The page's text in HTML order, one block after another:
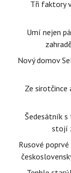
Tři faktory
Umí nejen
Nový domov
Ze sirotčince
Šedesátník s
stojí
Rusové